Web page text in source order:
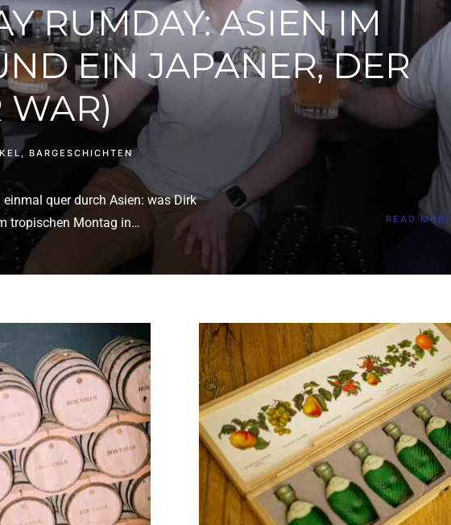
RUMDAY: ASIEN IM
EIN JAPANER, DER
WAR)
, BARGESCHICHTEN
einmal quer durch Asien: was Dirk
tropischen Montag in…
READ MORE